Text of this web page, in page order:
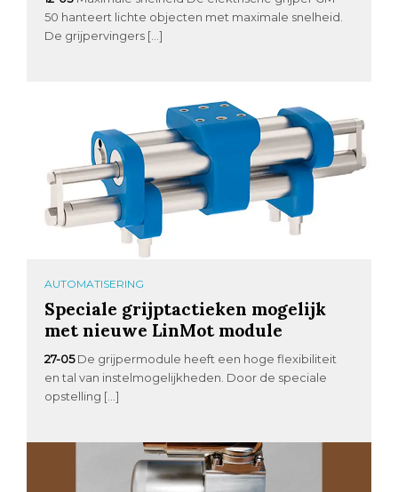
50 hanteert lichte objecten met maximale snelheid.
De grijpervingers […]
AUTOMATISERING
Speciale grijptactieken mogelijk
met nieuwe LinMot module
27-05 De grijpermodule heeft een hoge flexibiliteit
en tal van instelmogelijkheden. Door de speciale
opstelling […]